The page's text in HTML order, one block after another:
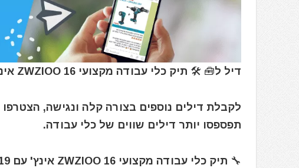
דיל ל🧰 🛠️ תיק כלי עבודה מקצועי ZWZIOO 16 אינץ' עם 19 תאים
לקבלת דילים נוספים בצורה קלה ונגישה, הצטרפו
תפספסו יותר דילים שווים של כלי עבודה.
🔧 תיק כלי עבודה מקצועי ZWZIOO 16 אינץ' עם 19 תאים 🔨